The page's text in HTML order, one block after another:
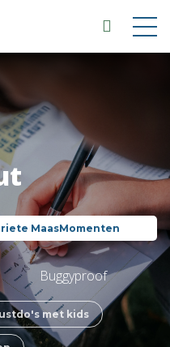
MaasMomenten
Buggyproof
met kids